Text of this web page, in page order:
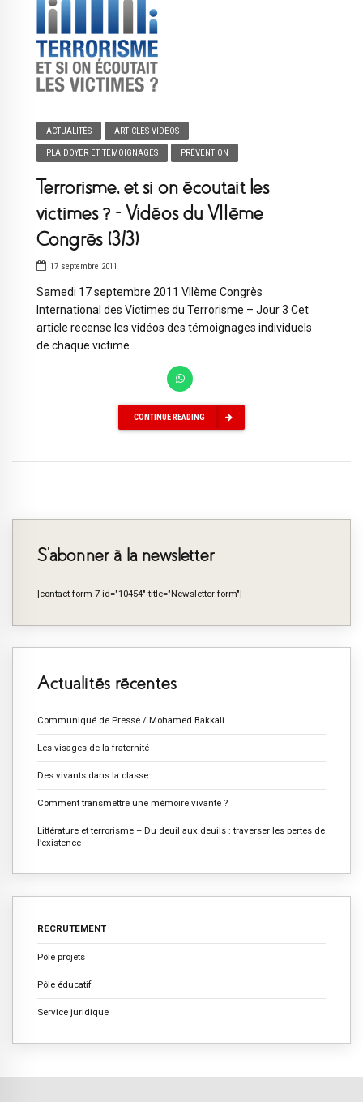
ACTUALITÉS ARTICLES-VIDEOS
PLAIDOYER ET TÉMOIGNAGES PRÉVENTION
Terrorisme, et si on écoutait les
victimes ? – Vidéos du VIIème
Congrès (3/3)
17 septembre 2011
Samedi 17 septembre 2011 VIIème Congrès
International des Victimes du Terrorisme – Jour 3 Cet
article recense les vidéos des témoignages individuels
de chaque victime...
CONTINUE READING
S’abonner à la newsletter
[contact-form-7 id="10454" title="Newsletter form"]
Actualités récentes
Communiqué de Presse / Mohamed Bakkali
Les visages de la fraternité
Des vivants dans la classe
Comment transmettre une mémoire vivante ?
Littérature et terrorisme – Du deuil aux deuils : traverser les pertes de
l’existence
RECRUTEMENT
Pôle projets
Pôle éducatif
Service juridique